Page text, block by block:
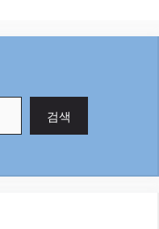
검색